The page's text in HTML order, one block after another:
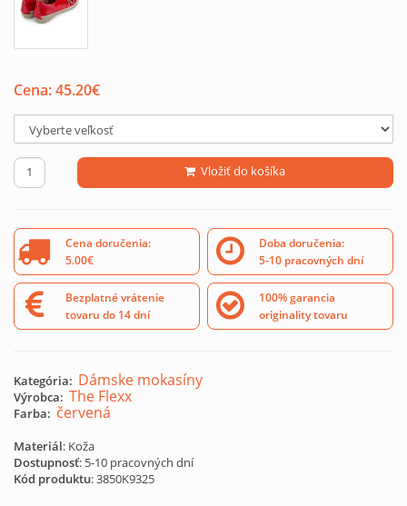
Cena:45.20€
Vložiť do košíka
Cena doručenia:
5.00€
Doba doručenia:
5-10 pracovných dní
Bezplatné vrátenie
tovaru do 14 dní
100% garancia
originality tovaru
Kategória: Dámske mokasíny
Výrobca: The Flexx
Farba: červená
Materiál: Koža
Dostupnosť: 5-10 pracovných dní
Kód produktu:3850K9325